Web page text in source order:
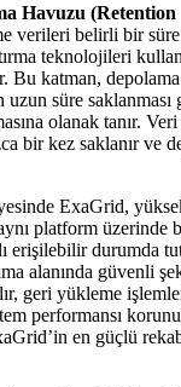
Havuzu (Retention
verileri belirli bir
teknolojileri
Bu katman,
uzun süre
olanak tanır.
bir kez saklanır ve
ExaGrid,
platform üzerinde
erişilebilir durumda
alanında güvenli
geri yükleme
performansı
en güçlü